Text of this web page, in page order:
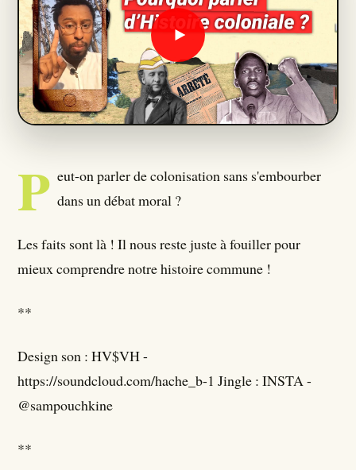
Qui Sommes Nous ?
Seumboy Vrainom:€
S'ABONNER
P eut-on parler de colonisation sans s'embourber
dans un débat moral ?
Les faits sont là ! Il nous reste juste à fouiller pour
mieux comprendre notre histoire commune !
**
Design son : HV$VH -
https://soundcloud.com/hache_b-1 Jingle : INSTA -
@sampouchkine
**